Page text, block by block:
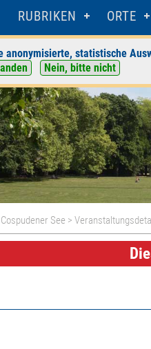
RUBRIKEN ORTE
anonymisierte, statistische
Nein, bitte nicht
Cospudener See >